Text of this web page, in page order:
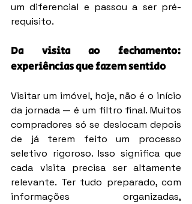
um diferencial e passou a ser pré-
requisito.
Da visita ao fechamento:
experiências que fazem sentido
Visitar um imóvel, hoje, não é o início
da jornada — é um filtro final. Muitos
compradores só se deslocam depois
de já terem feito um processo
seletivo rigoroso. Isso significa que
cada visita precisa ser altamente
relevante. Ter tudo preparado, com
informações organizadas,